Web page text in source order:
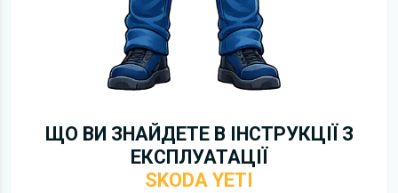
ЩО ВИ ЗНАЙДЕТЕ В ІНСТРУКЦІЇ З
ЕКСПЛУАТАЦІЇ
SKODA YETI